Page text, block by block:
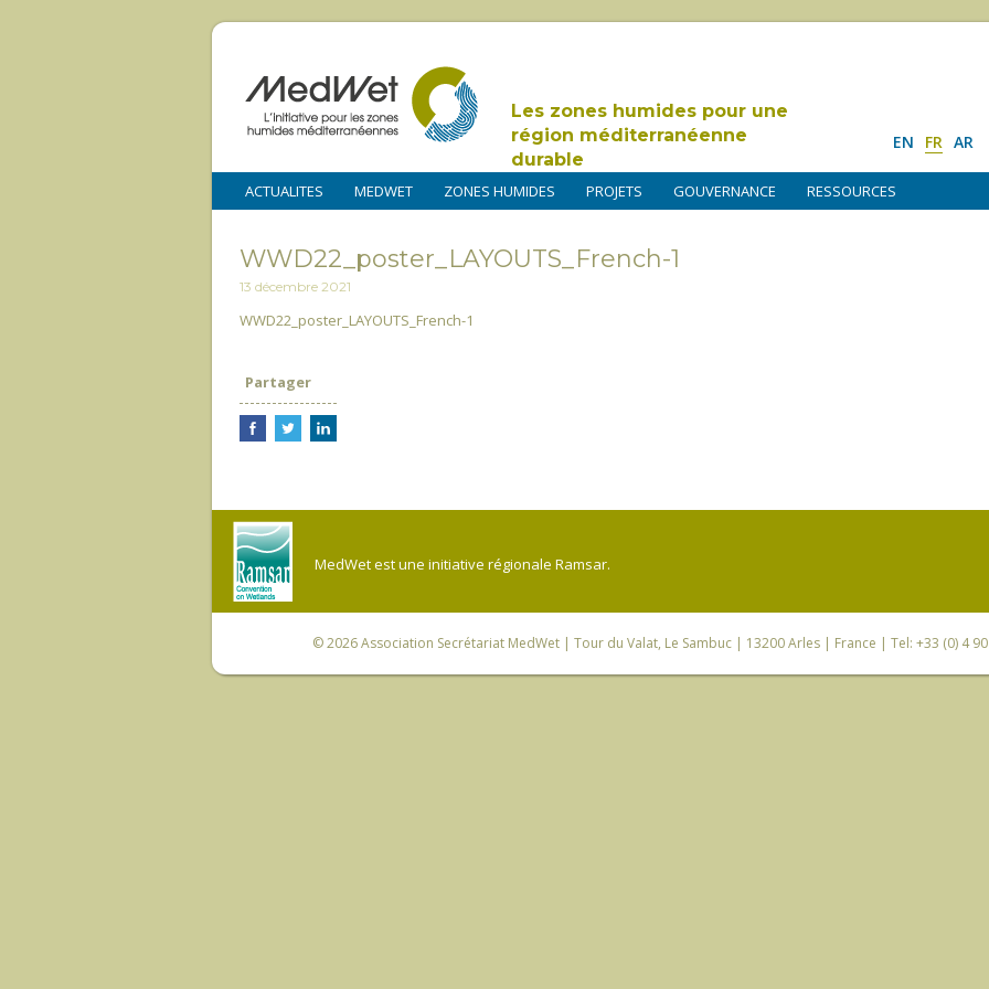
Les zones humides pour une
région méditerranéenne
durable
EN FR AR
ACTUALITES MEDWET ZONES HUMIDES PROJETS GOUVERNANCE RESSOURCES
WWD22_poster_LAYOUTS_French-1
13 décembre 2021
WWD22_poster_LAYOUTS_French-1
Partager
MedWet est une initiative régionale Ramsar.
© 2026Association Secrétariat MedWet | Tour du Valat, Le Sambuc | 13200 Arles | France | Tel: +33 (0) 4